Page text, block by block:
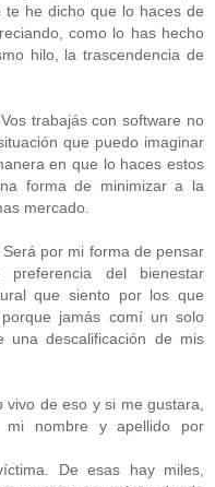
he dicho que lo haces de
como lo has hecho
hilo, la trascendencia de
trabajás con software no
que puedo imaginar
en que lo haces estos
forma de minimizar a la
mercado.
por mi forma de pensar
del bienestar
que siento por los que
jamás comí un solo
una descalificación de mis
de eso y si me gustara,
nombre y apellido por
De esas hay miles,